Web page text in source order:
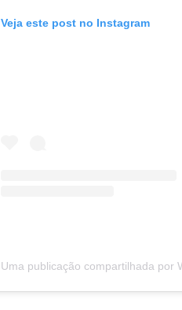
Veja este post no Instagram